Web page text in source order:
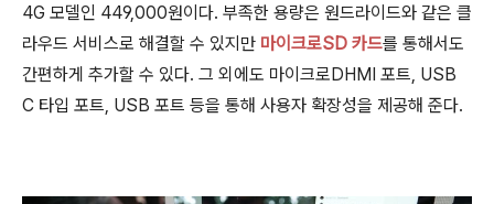
4G 모델인 449,000원이다. 부족한 용량은 원드라이드와 같은 클
라우드 서비스로 해결할 수 있지만 마이크로SD 카드를 통해서도
간편하게 추가할 수 있다. 그 외에도 마이크로DHMI 포트, USB
C 타입 포트, USB 포트 등을 통해 사용자 확장성을 제공해 준다.